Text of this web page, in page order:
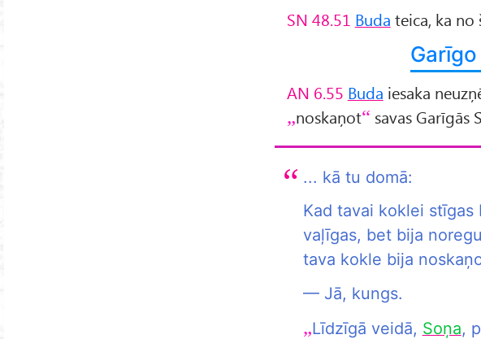
SN 48.51 Buda teica, ka no
AN 6.55 Buda iesaka
noskaņot
savas Garīgās
... kā tu domā:
Kad tavai koklei
vaļīgas, bet bija
tava kokle bija
— Jā, kungs.
Līdzīgā veidā, Soņa,